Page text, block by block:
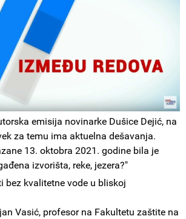
emisija novinarke Dušice Dejić, na
za temu ima aktuelna dešavanja.
13. oktobra 2021. godine bila je
izvorišta, reke, jezera?"
bez kvalitetne vode u bliskoj
Vasić, profesor na Fakultetu zaštite na